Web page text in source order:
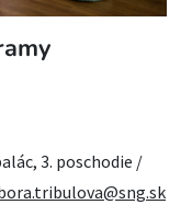
3. poschodie /